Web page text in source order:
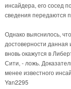
инсайдера, его сосед
сведения передаются
Однако выяснилось,
достоверности данная
вновь окажутся в
Сити, - ложь.
менее известного
Yan2295